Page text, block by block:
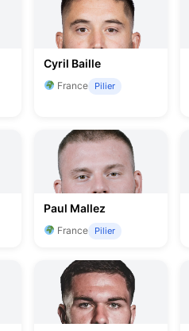
Cyril Baille
France Pilier
Paul Mallez
France Pilier